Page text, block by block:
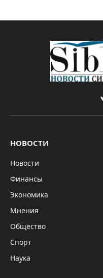
НОВОСТИ
Новости
Финансы
Экономика
Мнения
Общество
Спорт
Наука